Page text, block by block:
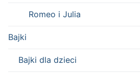
Romeo i Julia
Bajki
Bajki dla dzieci